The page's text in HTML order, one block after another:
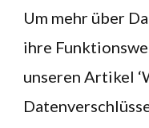
Um mehr über
ihre
unseren Artikel